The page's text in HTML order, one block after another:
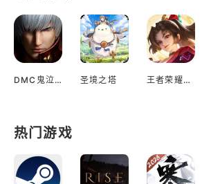
DMC鬼泣巅峰之战国际服 圣境之塔 王者荣耀海外测试服
热门游戏